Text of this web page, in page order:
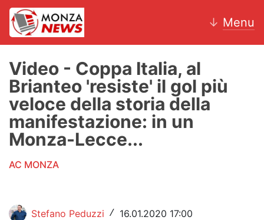
↓ Menu
News
AC Monza
Calcio
Volley
Video - Coppa Italia, al
Brianteo 'resiste' il gol più
veloce della storia della
manifestazione: in un
Monza-Lecce...
AC MONZA
Stefano Peduzzi / 16.01.2020 17:00